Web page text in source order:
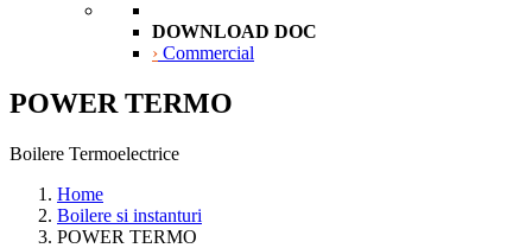
DOWNLOAD DOC
› Commercial
POWER TERMO
Boilere Termoelectrice
Home
Boilere si instanturi
POWER TERMO